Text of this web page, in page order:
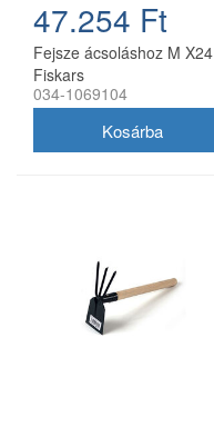
47.254 Ft
Fejsze ácsoláshoz M X24
Fiskars
034-1069104